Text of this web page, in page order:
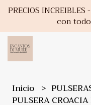
PRECIOS
con
Inicio
PULSERA